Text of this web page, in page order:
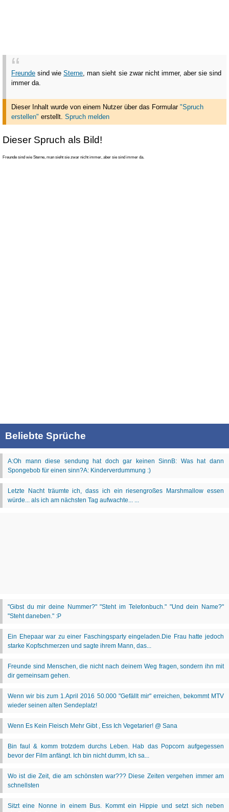
Freunde sind wieSterne, man sieht sie zwar nicht immer, aber sie sind
immer da.
Dieser Inhalt wurde von einem Nutzer über das Formular "Spruch
erstellen" erstellt. Spruch melden
Dieser Spruch als Bild!
Freunde sind wie Sterne, man sieht sie zwar nicht immer, aber sie sind immer da.
Beliebte Sprüche